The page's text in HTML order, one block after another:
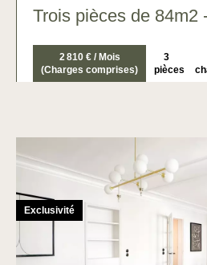
Trois pièces de 84m2
2 810 € / Mois
(Charges comprises)
3
pièces
Exclusivité